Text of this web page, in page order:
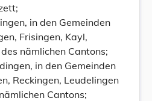
in den Gemeinden
Frisingen, Kayl,
nämlichen Cantons;
in den Gemeinden
Reckingen, Leudelingen
Cantons;